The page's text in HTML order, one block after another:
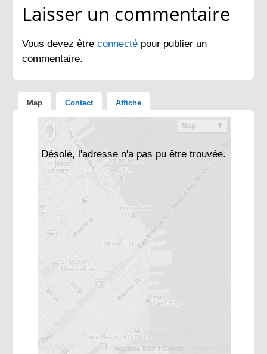
Laisser un commentaire
Vous devez êtreconnecté pour publier un
commentaire.
Map Contact Affiche
Désolé, l'adresse n'a pas pu être trouvée.